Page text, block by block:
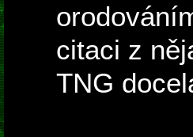
citaci z
TNG